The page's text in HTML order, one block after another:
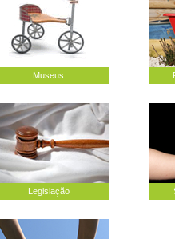
Museus
Legislação